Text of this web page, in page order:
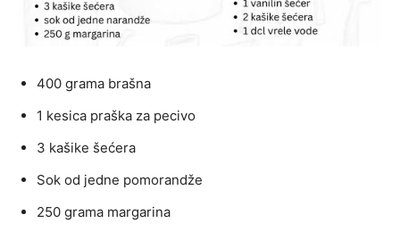
400 grama brašna
1 kesica praška za pecivo
3 kašike šećera
Sok od jedne pomorandže
250 grama margarina